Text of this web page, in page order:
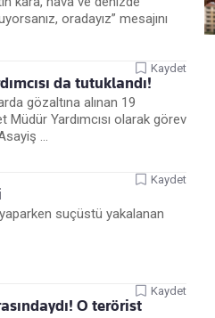
oradayız” mesajını
da tutuklandı!
Kaydet
gözaltına alınan 19
Yardımcısı olarak görev
...
Kaydet
suçüstü yakalanan
O terörist
Kaydet